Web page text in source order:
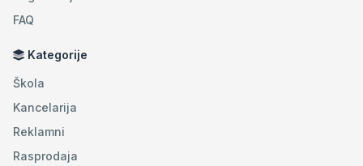
FAQ
Kategorije
Škola
Kancelarija
Reklamni
Rasprodaja